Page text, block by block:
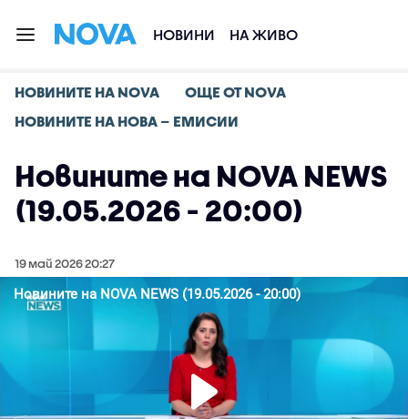
НОВИНИ НА ЖИВО
НОВИНИТЕ НА NOVA
ОЩЕ ОТ NOVA
НОВИНИТЕ НА НОВА – ЕМИСИИ
Новините на NOVA NEWS
(19.05.2026 - 20:00)
19 май 2026 20:27